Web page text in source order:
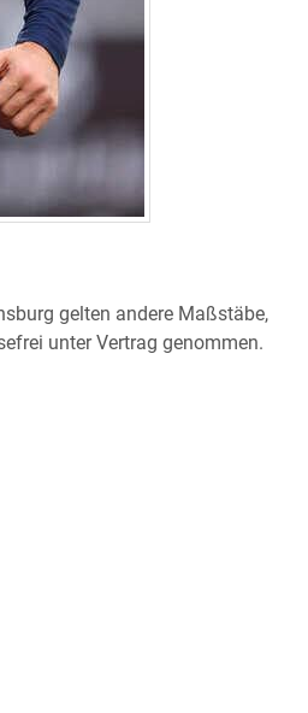
gelten andere Maßstäbe,
unter Vertrag genommen.